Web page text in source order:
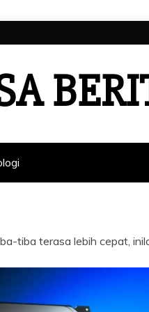
tiba terasa lebih cepat,